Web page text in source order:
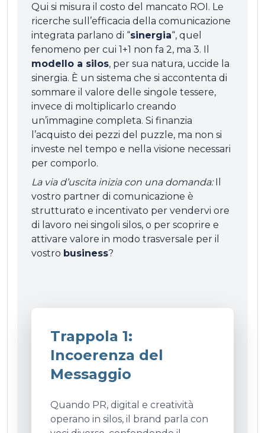
Qui si misura il costo del mancato ROI. Le
ricerche sull’efficacia della comunicazione
integrata parlano di “sinergia“, quel
fenomeno per cui 1+1 non fa 2, ma 3. Il
modello a silos, per sua natura, uccide la
sinergia. È un sistema che si accontenta di
sommare il valore delle singole tessere,
invece di moltiplicarlo creando
un’immagine completa. Si finanzia
l’acquisto dei pezzi del puzzle, ma non si
investe nel tempo e nella visione necessari
per comporlo.
La via d’uscita inizia con una domanda:Il
vostro partner di comunicazione è
strutturato e incentivato per vendervi ore
di lavoro nei singoli silos, o per scoprire e
attivare valore in modo trasversale per il
vostro business?
Trappola 1:
Incoerenza del
Messaggio
Quando PR, digital e creatività
operano in silos, il brand parla con